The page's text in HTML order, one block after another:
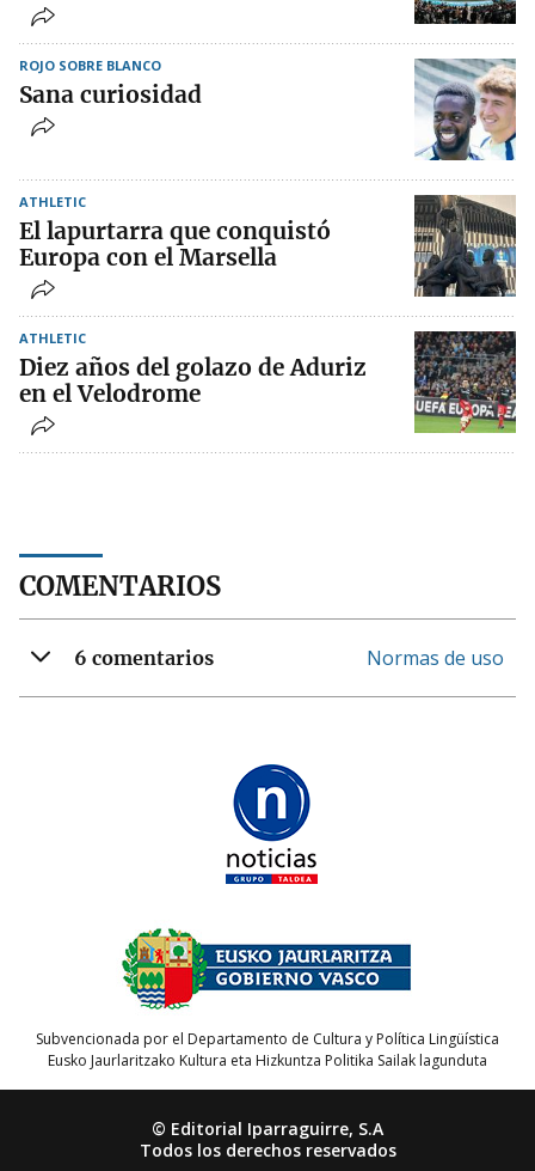
ROJO SOBRE BLANCO
Sana curiosidad
ATHLETIC
El lapurtarra que conquistó
Europa con el Marsella
ATHLETIC
Diez años del golazo de Aduriz
en el Velodrome
COMENTARIOS
6 comentarios Normas de uso
Subvencionada por el Departamento de Cultura y Política Lingüística
Eusko Jaurlaritzako Kultura eta Hizkuntza Politika Sailak lagunduta
© Editorial Iparraguirre, S.A
Todos los derechos reservados